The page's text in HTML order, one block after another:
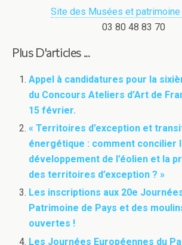
Site des Musées et patrimoine
03 80 48 83 70
Plus D'articles ...
Appel à candidatures pour la
du Concours Ateliers d’Art de
15 février.
« Territoires d’exception et
énergétique : comment concilier
développement de l’éolien et la
des territoires d’exception ? »
Les inscriptions aux 20e
Patrimoine de Pays et des
ouvertes !
Les Journées Européennes du